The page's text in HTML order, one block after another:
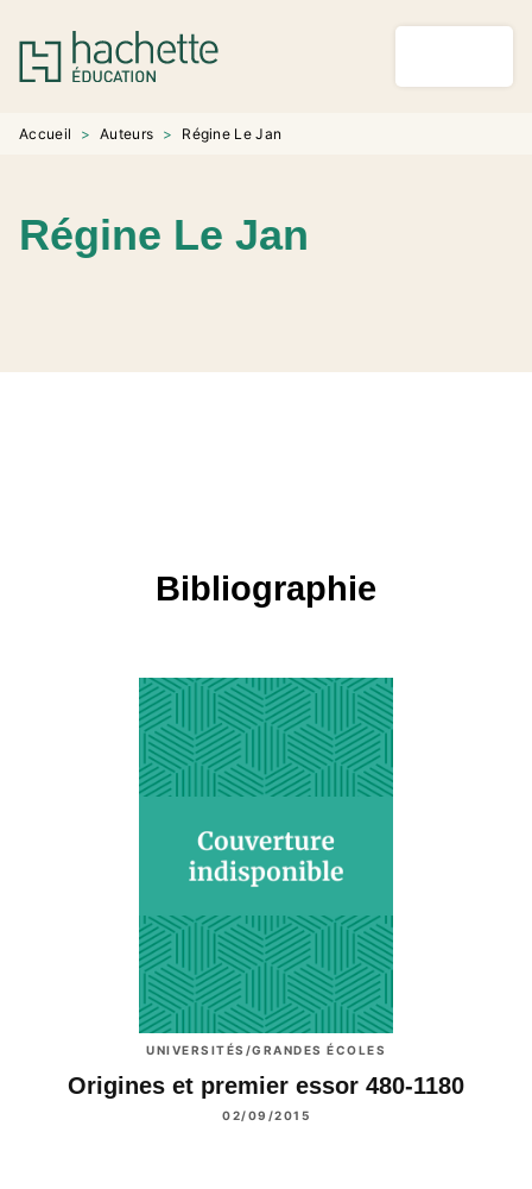
MENU RECHERCHE
PIED DE PAGE
Accueil > Auteurs > Régine Le Jan
Régine Le Jan
Bibliographie
UNIVERSITÉS/GRANDES ÉCOLES
Origines et premier essor 480-1180
02/09/2015